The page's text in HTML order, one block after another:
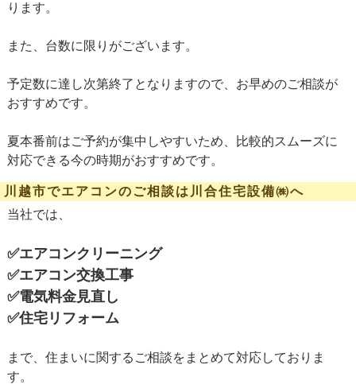
ります。
また、台数に限りがございます。
予定数に達し次第終了となりますので、お早めのご相談が
おすすめです。
夏本番前はご予約が集中しやすいため、比較的スムーズに
対応できる今の時期がおすすめです。
川越市でエアコンのご相談は川合住宅設備㈱へ
当社では、
✅エアコンクリーニング
✅エアコン交換工事
✅電気料金見直し
✅住宅リフォーム
まで、住まいに関するご相談をまとめて対応しておりま
す。